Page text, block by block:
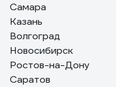
Самара
Казань
Волгоград
Новосибирск
Ростов-на-Дону
Саратов